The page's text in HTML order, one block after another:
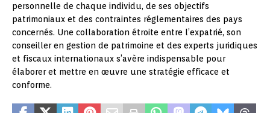
personnelle de chaque individu, de ses objectifs
patrimoniaux et des contraintes réglementaires des pays
concernés. Une collaboration étroite entre l’expatrié, son
conseiller en gestion de patrimoine et des experts juridiques
et fiscaux internationaux s’avère indispensable pour
élaborer et mettre en œuvre une stratégie efficace et
conforme.